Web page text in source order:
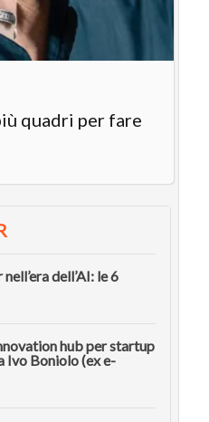
quadri per fare
dell’AI: le 6
hub per startup
Ivo Boniolo (ex e-